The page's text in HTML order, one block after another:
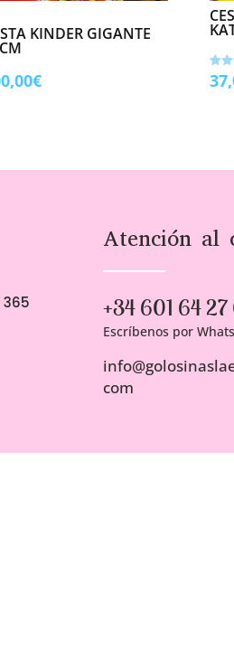
KINDER GIGANTE
€
con
Atención al
+34 601 64
Escríbenos por
com